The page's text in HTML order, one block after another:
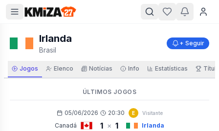
Irlanda
Brasil
+ Seguir
Jogos Elenco Notícias Info Estatísticas
ÚLTIMOS JOGOS
05/06/2026 20:30 E Visitante
Canadá 1 × 1
Irlanda